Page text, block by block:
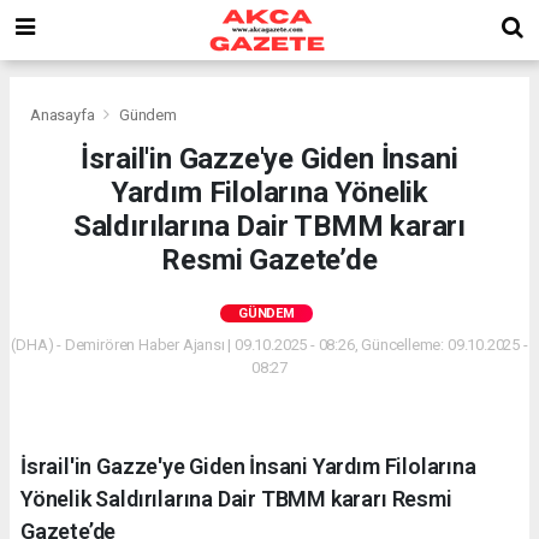
Anasayfa Gündem
İsrail'in Gazze'ye Giden İnsani
Yardım Filolarına Yönelik
Saldırılarına Dair TBMM kararı
Resmi Gazete’de
GÜNDEM
(DHA) - Demirören Haber Ajansı | 09.10.2025 - 08:26, Güncelleme: 09.10.2025 -
08:27
İsrail'in Gazze'ye Giden İnsani Yardım Filolarına
Yönelik Saldırılarına Dair TBMM kararı Resmi
Gazete’de